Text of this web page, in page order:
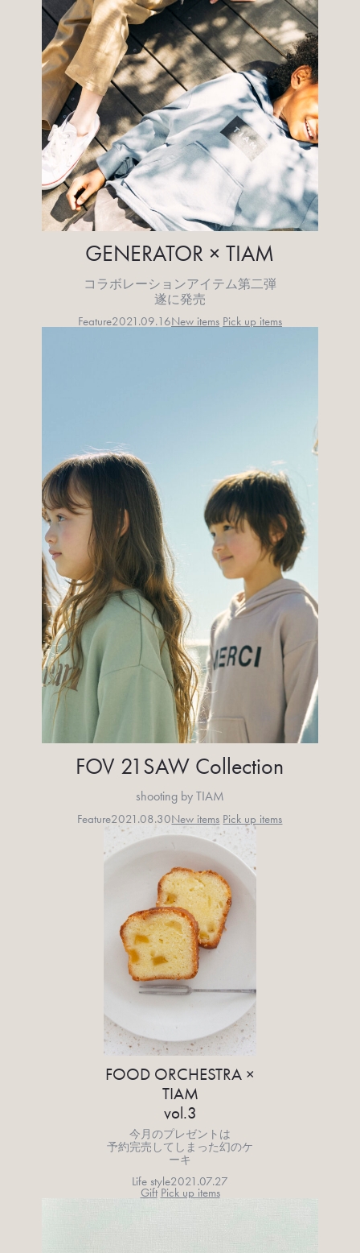
GENERATOR × TIAM
コラボレーションアイテム第二弾
遂に発売
Feature2021.09.16New items Pick up items
FOV 21SAW Collection
shooting by TIAM
Feature2021.08.30New items Pick up items
FOOD ORCHESTRA ×
TIAM
vol.3
今月のプレゼントは
予約完売してしまった幻のケ
ーキ
Life style2021.07.27
Gift Pick up items